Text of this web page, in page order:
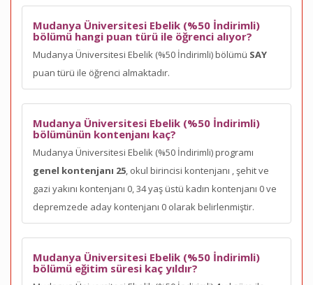
Mudanya Üniversitesi Ebelik (%50 İndirimli)
bölümü hangi puan türü ile öğrenci alıyor?
Mudanya Üniversitesi Ebelik (%50 İndirimli) bölümü SAY
puan türü ile öğrenci almaktadır.
Mudanya Üniversitesi Ebelik (%50 İndirimli)
bölümünün kontenjanı kaç?
Mudanya Üniversitesi Ebelik (%50 İndirimli) programı
genel kontenjanı 25, okul birincisi kontenjanı , şehit ve
gazi yakını kontenjanı 0, 34 yaş üstü kadın kontenjanı 0 ve
depremzede aday kontenjanı 0 olarak belirlenmiştir.
Mudanya Üniversitesi Ebelik (%50 İndirimli)
bölümü eğitim süresi kaç yıldır?